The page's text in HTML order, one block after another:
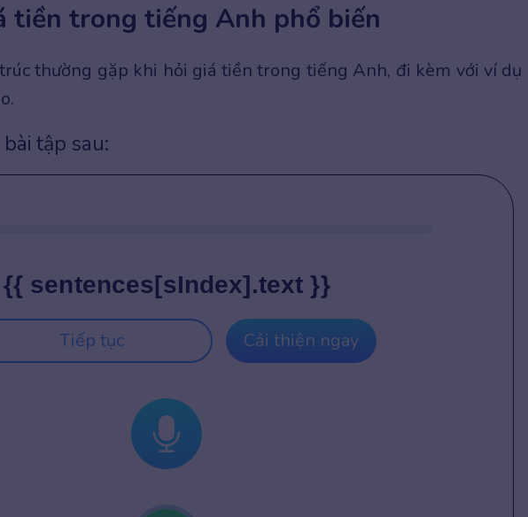
tiền trong tiếng Anh phổ biến
thường gặp khi hỏi giá tiền trong tiếng Anh, đi kèm với ví dụ
tập sau:
{{ sentences[sIndex].text }}
Tiếp tục Cải thiện ngay